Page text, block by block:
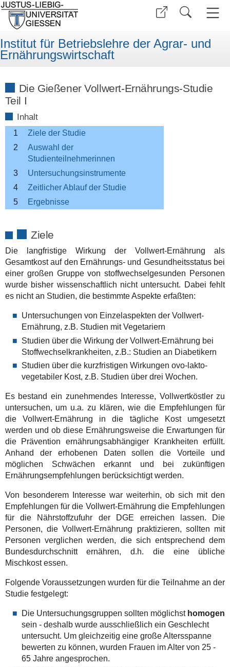
Institut für Betriebslehre der Agrar- und
Ernährungswirtschaft
Die Gießener Vollwert-Ernährungs-Studie
Teil I
Inhalt
1
Ziele der Studie
2
Auswahl der
Studienteilnehmerinnen
3
Untersuchungsinstrumente
4
Zeitlicher Ablauf der Studie
5
Ergebnisse
Ziele
Die langfristige Wirkung der Vollwert-Ernährung als
Gesamtkost auf den Ernährungs- und Gesundheitsstatus bei
einer großen Gruppe von stoffwechselgesunden Personen
wurde bisher wissenschaftlich nicht untersucht. Dabei fehlt
es nicht an Studien, die bestimmte Aspekte erfaßten:
Untersuchungen von Einzelaspekten der Vollwert-
Ernährung, z.B. Studien mit Vegetariern
Studien über die Wirkung der Vollwert-Ernährung bei
Stoffwechselkrankheiten, z.B.: Studien an Diabetikern
Studien über die kurzfristigen Wirkungen ovo-lakto-
vegetabiler Kost, z.B. Studien über drei Wochen.
Es bestand ein zunehmendes Interesse, Vollwertköstler zu
untersuchen, um u.a. zu klären, wie die Empfehlungen für
die Vollwert-Ernährung in die tägliche Kost umgesetzt
werden und ob diese Ernährungsweise die Erwartungen für
die Prävention ernährungsabhängiger Krankheiten erfüllt.
Anhand der erhobenen Daten sollen die Vorteile und
möglichen Schwächen erkannt und bei zukünftigen
Ernährungsempfehlungen berücksichtigt werden.
Von besonderem Interesse war weiterhin, ob sich mit den
Empfehlungen für die Vollwert-Ernährung die Empfehlungen
für die Nährstoffzufuhr der DGE erreichen lassen. Die
Personen, die Vollwert-Ernährung praktizieren, sollten mit
Personen verglichen werden, die sich entsprechend dem
Bundesdurchschnitt ernähren, d.h. die eine übliche
Mischkost essen.
Folgende Voraussetzungen wurden für die Teilnahme an der
Studie festgelegt:
Die Untersuchungsgruppen sollten möglichst homogen
sein - deshalb wurde ausschließlich ein Geschlecht
untersucht. Um gleichzeitig eine große Altersspanne
bewerten zu können, wurden Frauen im Alter von 25 -
65 Jahre angesprochen.